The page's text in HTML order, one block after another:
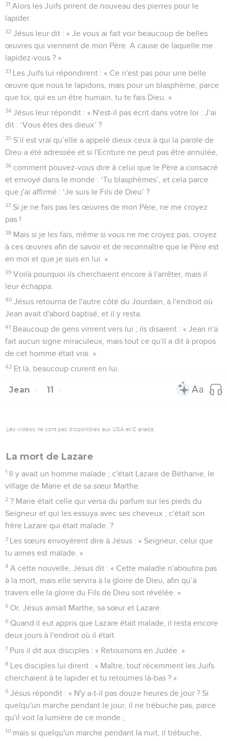
31 Alors les Juifs prirent de nouveau des pierres pour le
lapider.
32 Jésus leur dit : « Je vous ai fait voir beaucoup de belles
œuvres qui viennent de mon Père. A cause de laquelle me
lapidez-vous ? »
33 Les Juifs lui répondirent : « Ce n'est pas pour une belle
œuvre que nous te lapidons, mais pour un blasphème, parce
que toi, qui es un être humain, tu te fais Dieu. »
34 Jésus leur répondit : « N'est-il pas écrit dans votre loi : J'ai
dit : ‘Vous êtes des dieux’ ?
35 S’il est vrai qu’elle a appelé dieux ceux à qui la parole de
Dieu a été adressée et si l'Ecriture ne peut pas être annulée,
36 comment pouvez-vous dire à celui que le Père a consacré
et envoyé dans le monde : ‘Tu blasphèmes’, et cela parce
que j'ai affirmé : ‘Je suis le Fils de Dieu’ ?
37 Si je ne fais pas les œuvres de mon Père, ne me croyez
pas !
38 Mais si je les fais, même si vous ne me croyez pas, croyez
à ces œuvres afin de savoir et de reconnaître que le Père est
en moi et que je suis en lui. »
39 Voilà pourquoi ils cherchaient encore à l'arrêter, mais il
leur échappa.
40 Jésus retourna de l'autre côté du Jourdain, à l'endroit où
Jean avait d'abord baptisé, et il y resta.
41 Beaucoup de gens vinrent vers lui ; ils disaient : « Jean n'a
fait aucun signe miraculeux, mais tout ce qu'il a dit à propos
de cet homme était vrai. »
42 Et là, beaucoup crurent en lui.
Jean 11
Les vidéos ne sont pas disponibles aux USA et C anada.
La mort de Lazare
1 Il y avait un homme malade ; c'était Lazare de Béthanie, le
village de Marie et de sa sœur Marthe.
2 ? Marie était celle qui versa du parfum sur les pieds du
Seigneur et qui les essuya avec ses cheveux ; c'était son
frère Lazare qui était malade. ?
3 Les sœurs envoyèrent dire à Jésus : « Seigneur, celui que
tu aimes est malade. »
4 A cette nouvelle, Jésus dit : « Cette maladie n'aboutira pas
à la mort, mais elle servira à la gloire de Dieu, afin qu’à
travers elle la gloire du Fils de Dieu soit révélée. »
5 Or, Jésus aimait Marthe, sa sœur et Lazare.
6 Quand il eut appris que Lazare était malade, il resta encore
deux jours à l'endroit où il était.
7 Puis il dit aux disciples : « Retournons en Judée. »
8 Les disciples lui dirent : « Maître, tout récemment les Juifs
cherchaient à te lapider et tu retournes là-bas ? »
9 Jésus répondit : « N'y a-t-il pas douze heures de jour ? Si
quelqu'un marche pendant le jour, il ne trébuche pas, parce
qu'il voit la lumière de ce monde ;
10 mais si quelqu'un marche pendant la nuit, il trébuche,